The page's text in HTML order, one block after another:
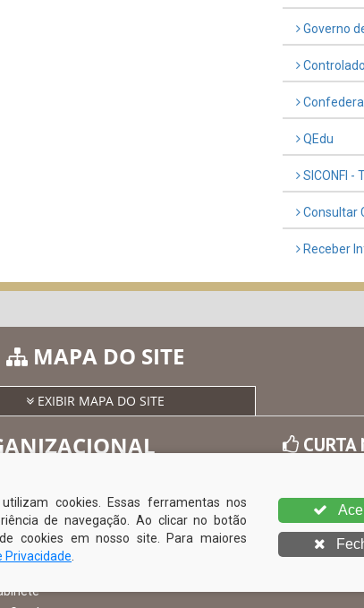
Governo
QEdu
SICONFI -
Consultar
Receber
MAPA DO SITE
EXIBIR MAPA DO SITE
CURTA
cookies. Essas ferramentas nos
de navegação. Ao clicar no botão
cookies em nosso site. Para maiores
Privacidade